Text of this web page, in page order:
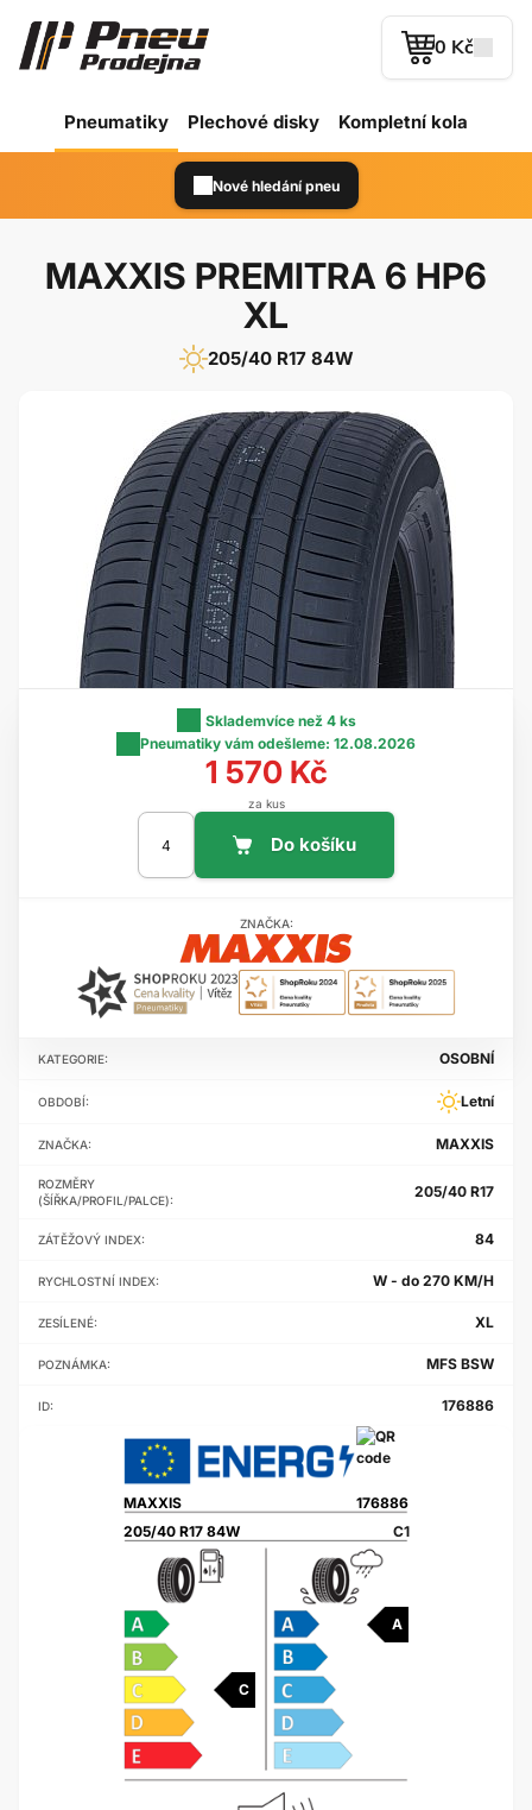
0 Kč
Pneumatiky Plechové disky Kompletní kola
Nové hledání pneu
MAXXIS PREMITRA 6 HP6
XL
205/40 R17 84W
KATEGORIE: OSOBNÍ
OBDOBÍ: Letní
ZNAČKA: MAXXIS
ROZMĚRY
(ŠÍŘKA/PROFIL/PALCE):
205/40 R17
ZÁTĚŽOVÝ INDEX: 84
RYCHLOSTNÍ INDEX: W - do 270 KM/H
ZESÍLENÉ: XL
POZNÁMKA: MFS BSW
ID: 176886
205/40 R17 84W
MAXXIS 176886
C
A
C1
Sklademvíce než 4 ks
Pneumatiky vám odešleme: 12.08.2026
1 570 Kč
za kus
ZNAČKA: